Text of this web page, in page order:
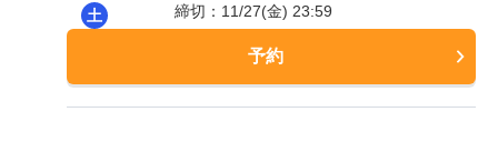
土
締切：11/27(金) 23:59
予約